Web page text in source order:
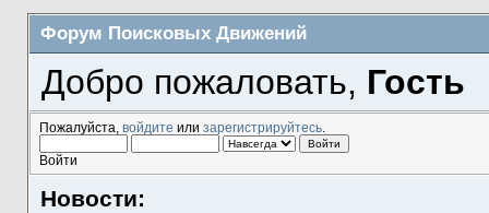
Форум Поисковых Движений
Добро пожаловать, Гость
Пожалуйста, войдите или зарегистрируйтесь.
Войти
Новости: